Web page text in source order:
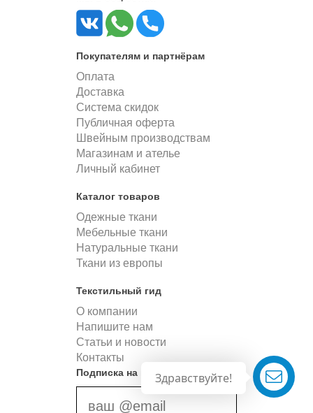
Здравствуйте!
Покупателям и партнёрам
Оплата
Доставка
Система скидок
Публичная оферта
Швейным производствам
Магазинам и ателье
Личный кабинет
Каталог товаров
Одежные ткани
Мебельные ткани
Натуральные ткани
Ткани из европы
Текстильный гид
О компании
Напишите нам
Статьи и новости
Контакты
Подписка на новости